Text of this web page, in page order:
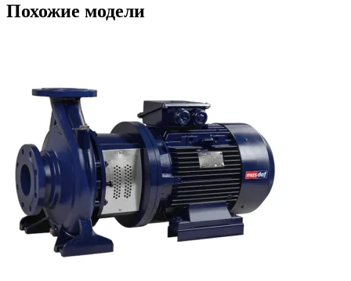
Похожие модели